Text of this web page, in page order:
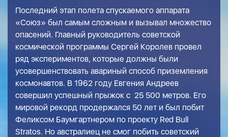
Последний этап полета спускаемого аппарата
«Союз» был самым сложным и вызывал множество
опасений. Главный руководитель советской
космической программы Сергей Королев провел
ряд экспериментов, которые должны были
усовершенствовать авариный способ приземления
космонавтов. В 1962 году Евгения Андреев
совершил успешный прыжок с 25 500 метров. Его
мировой рекорд продержался 50 лет и был побит
Феликсом Баумгартнером по проекту Red Bull
Stratos. Но австралиец не смог побить советский